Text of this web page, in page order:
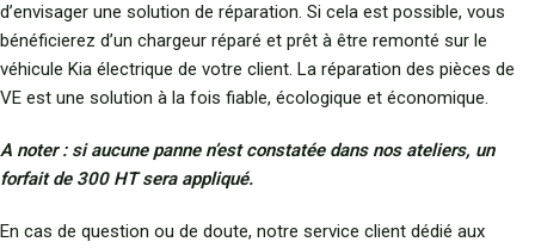
d’envisager une solution de réparation. Si cela est possible, vous
bénéficierez d’un chargeur réparé et prêt à être remonté sur le
véhicule Kia électrique de votre client. La réparation des pièces de
VE est une solution à la fois fiable, écologique et économique.
A noter : si aucune panne n’est constatée dans nos ateliers, un
forfait de 300 HT sera appliqué.
En cas de question ou de doute, notre service client dédié aux